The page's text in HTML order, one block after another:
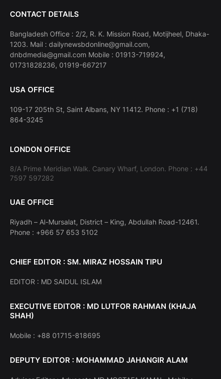
CONTACT DETAILS
Bangladesh Office : 2/2, R. K. Mission Road, Motijheel, Dhaka-
1203. Mail : dailynewsbdonline@gmail.com,
dnbdmedia@gmail.com Mobile : 01913-719924,
01731828236, 01919-667217
USA OFFICE
109-17 205th St, Saint Albans, NY 11412. Phone : +1 (718)
864-3245
LONDON OFFICE
8/A Prime Meridian Walk. Canary Wharf, London. Phone : +44
7597 597282
UAE OFFICE
Riyadh – Al-Mursalat, District – King, Abdullah Road-12461.
Phone : +966 57 653 5102
CHIEF EDITOR : SM. MIRAZ HOSSAIN TIPU
EDITOR : MD SAIDUL ISLAM
EXECUTIVE EDITOR : MD LUTFOR RAHMAN (KHAJA
SHAH)
Mobile : +88 01715-818695
DEPUTY EDITOR : MOHAMMAD JAHANGIR ALAM